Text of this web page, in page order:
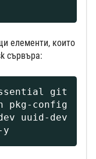
елементи, които
сървъра:
git
pkg-config
uuid-dev